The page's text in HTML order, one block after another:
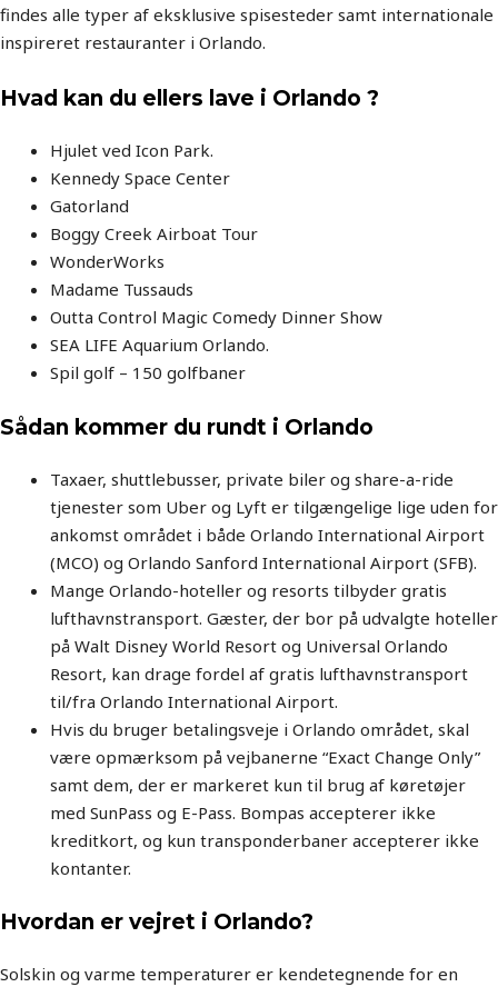
findes alle typer af eksklusive spisesteder samt internationale
inspireret restauranter i Orlando.
Hvad kan du ellers lave i Orlando ?
Hjulet ved Icon Park.
Kennedy Space Center
Gatorland
Boggy Creek Airboat Tour
WonderWorks
Madame Tussauds
Outta Control Magic Comedy Dinner Show
SEA LIFE Aquarium Orlando.
Spil golf – 150 golfbaner
Sådan kommer du rundt i Orlando
Taxaer, shuttlebusser, private biler og share-a-ride
tjenester som Uber og Lyft er tilgængelige lige uden for
ankomst området i både Orlando International Airport
(MCO) og Orlando Sanford International Airport (SFB).
Mange Orlando-hoteller og resorts tilbyder gratis
lufthavnstransport. Gæster, der bor på udvalgte hoteller
på Walt Disney World Resort og Universal Orlando
Resort, kan drage fordel af gratis lufthavnstransport
til/fra Orlando International Airport.
Hvis du bruger betalingsveje i Orlando området, skal
være opmærksom på vejbanerne “Exact Change Only”
samt dem, der er markeret kun til brug af køretøjer
med SunPass og E-Pass. Bompas accepterer ikke
kreditkort, og kun transponderbaner accepterer ikke
kontanter.
Hvordan er vejret i Orlando?
Solskin og varme temperaturer er kendetegnende for en